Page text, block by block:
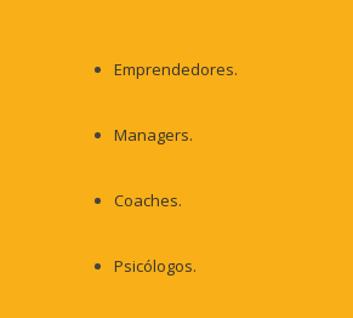
Emprendedores.
Managers.
Coaches.
Psicólogos.